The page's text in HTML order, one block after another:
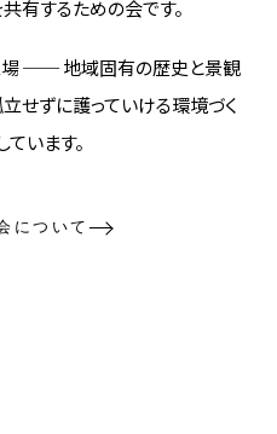
有するための会です。
場 ── 地域固有の歴史と景観
せずに護っていける環境づく
ています。
について